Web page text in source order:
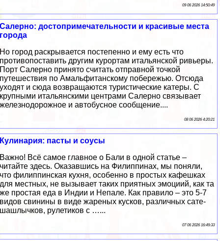
09 06 2026 14:50:49
Салерно: достопримечательности и красивые места
города
Но город раскрывается постепенно и ему есть что
противопоставить другим курортам итальянской ривьеры.
Порт Салерно принято считать отправной точкой
путешествия по Амальфитанскому побережью. Отсюда
уходят и сюда возвращаются туристические катеры. С
крупными итальянскими центрами Салерно связывает
железнодорожное и автобусное сообщение....
08 06 2026 4:20:21
Кулинария: пасты и соусы
Важно! Всё самое главное о Бали в одной статье –
читайте здесь. Оказавшись на Филиппинах, мы поняли,
что филиппинская кухня, особенно в простых кафешках
для местных, не вызывает таких приятных эмоциий, как та
же простая еда в Индии и Непале. Как правило – это 5-7
видов свинины в виде жареных кусков, различных сате-
шашлычков, рулетиков с …...
07 06 2026 16:49:33